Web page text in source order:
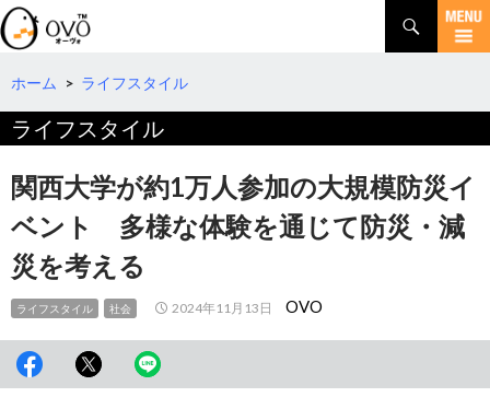
検
索
コ
テ
ツ
へ
移
動
ホーム > ライフスタイル
ライフスタイル
関西大学が約1万人参加の大規模防災イ
ベント 多様な体験を通じて防災・減
災を考える
ライフスタイル 社会 2024年11月13日 OVO